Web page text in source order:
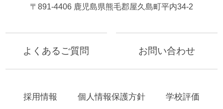
〒891-4406 鹿児島県熊毛郡屋久島町平内34-2
よくあるご質問 お問い合わせ
採用情報 個人情報保護方針 学校評価